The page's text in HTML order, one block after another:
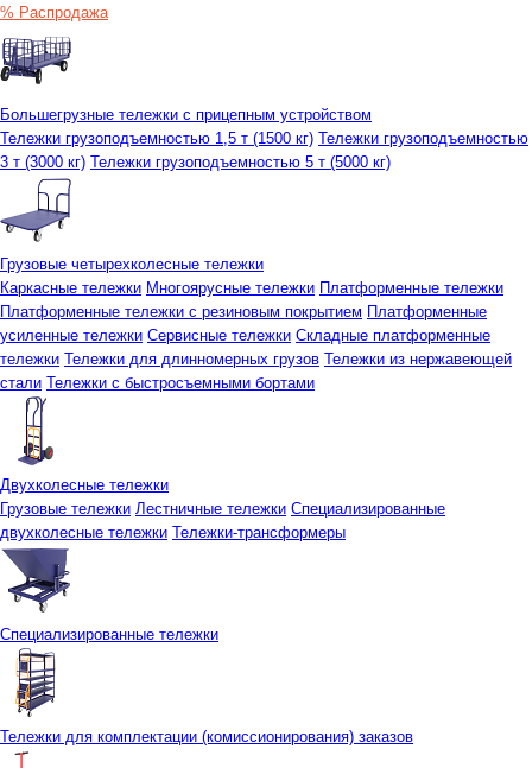
% Распродажа
Большегрузные тележки с прицепным устройством
Тележки грузоподъемностью 1,5 т (1500 кг) Тележки грузоподъемностью
3 т (3000 кг) Тележки грузоподъемностью 5 т (5000 кг)
Грузовые четырехколесные тележки
Каркасные тележки Многоярусные тележки Платформенные тележки
Платформенные тележки с резиновым покрытием Платформенные
усиленные тележки Сервисные тележки Складные платформенные
тележки Тележки для длинномерных грузов Тележки из нержавеющей
стали Тележки с быстросъемными бортами
Двухколесные тележки
Грузовые тележки Лестничные тележки Специализированные
двухколесные тележки Тележки-трансформеры
Специализированные тележки
Тележки для комплектации (комиссионирования) заказов